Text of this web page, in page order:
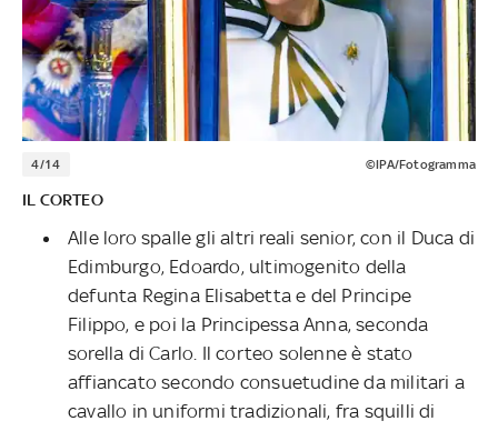
4/14 ©IPA/Fotogramma
IL CORTEO
Alle loro spalle gli altri reali senior, con il Duca di
Edimburgo, Edoardo, ultimogenito della
defunta Regina Elisabetta e del Principe
Filippo, e poi la Principessa Anna, seconda
sorella di Carlo. Il corteo solenne è stato
affiancato secondo consuetudine da militari a
cavallo in uniformi tradizionali, fra squilli di